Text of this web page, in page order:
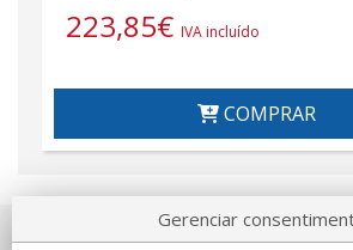
223,85€ IVA incluído
COMPRAR
Gerenciar